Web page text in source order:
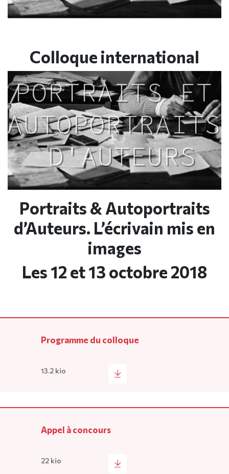
Colloque international
Portraits & Autoportraits
d’Auteurs. L’écrivain mis en
images
Les 12 et 13 octobre 2018
Programme du colloque
13.2 kio
Appel à concours
22 kio